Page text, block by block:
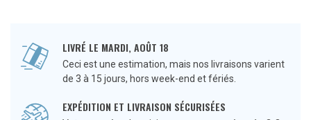
LIVRÉ LE MARDI, AOÛT 18
Ceci est une estimation, mais nos livraisons varient
de 3 à 15 jours, hors week-end et fériés.
EXPÉDITION ET LIVRAISON SÉCURISÉES